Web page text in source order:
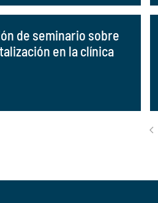
de seminario sobre
en la clínica